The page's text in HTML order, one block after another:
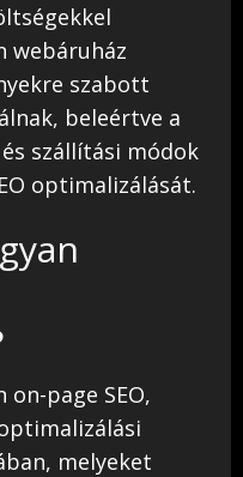
webáruház
szabott
beleértve a
szállítási módok
optimalizálását.
on-page SEO,
melyeket